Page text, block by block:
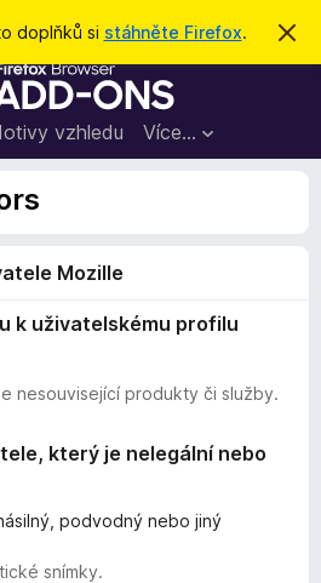
doplňků si stáhněte Firefox.
S
r
D
o
p
l
d
p
o
l
e
č
vzhledu Více…
Přihlásit se
Mozille
k uživatelskému profilu
nesouvisející produkty či služby.
který je nelegální nebo
podvodný nebo jiný
snímky.